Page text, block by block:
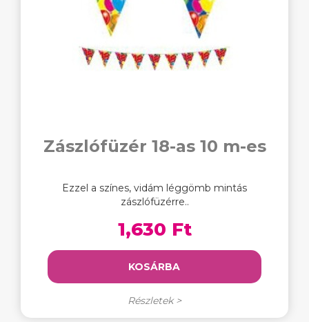
Zászlófüzér 18-as 10 m-es
Ezzel a színes, vidám léggömb mintás
zászlófüzérre..
1,630 Ft
KOSÁRBA
Részletek >